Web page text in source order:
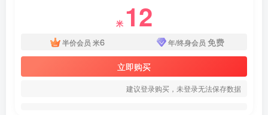
米 12
半价会员 米6 年/终身会员 免费
立即购买
建议登录购买，未登录无法保存数据